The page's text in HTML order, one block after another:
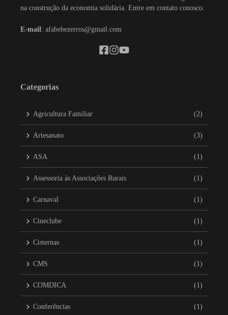
na construção da economia solidária. Entre em contato conosco.
E-mail: afabebezerros@gmail.com
Categorias
Agricultura Familiar (2)
Artesanato (3)
ASA (1)
Assessoria às Associações Rurais (1)
Carnaval (1)
Cineclube (1)
Cisternas (1)
CMS (1)
COMDICA (1)
Conferências (1)